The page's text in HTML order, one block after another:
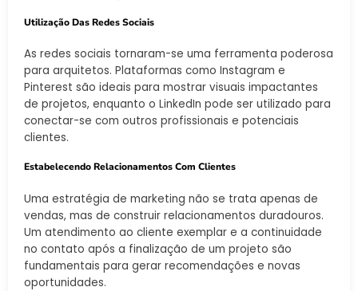
Utilização Das Redes Sociais
As redes sociais tornaram-se uma ferramenta poderosa
para arquitetos. Plataformas como Instagram e
Pinterest são ideais para mostrar visuais impactantes
de projetos, enquanto o LinkedIn pode ser utilizado para
conectar-se com outros profissionais e potenciais
clientes.
Estabelecendo Relacionamentos Com Clientes
Uma estratégia de marketing não se trata apenas de
vendas, mas de construir relacionamentos duradouros.
Um atendimento ao cliente exemplar e a continuidade
no contato após a finalização de um projeto são
fundamentais para gerar recomendações e novas
oportunidades.